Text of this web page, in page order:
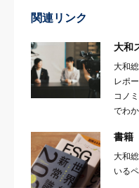
関連リンク
大和
大和
レポ
コノ
でわ
書籍
大和
いる